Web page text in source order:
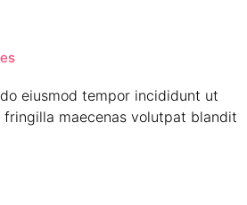
op
&
Leaves
eiusmod tempor incididunt ut
maecenas volutpat blandit